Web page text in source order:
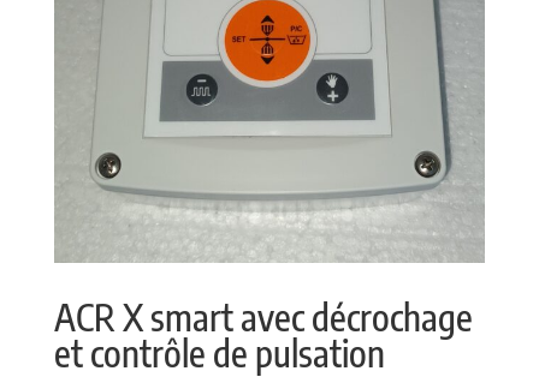
ACR X smart avec décrochage
et contrôle de pulsation